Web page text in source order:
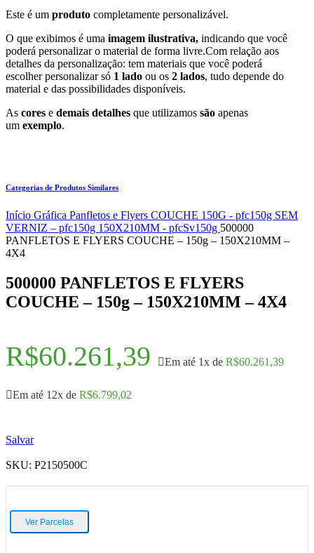
Este é um produto completamente personalizável.
O que exibimos é uma imagem ilustrativa, indicando que você
poderá personalizar o material de forma livre.Com relação aos
detalhes da personalização: tem materiais que você poderá
escolher personalizar só 1 lado ou os 2 lados, tudo depende do
material e das possibilidades disponíveis.
As cores e demais detalhes que utilizamos são apenas
um exemplo.
Categorias de Produtos Similares
Início Gráfica Panfletos e Flyers COUCHE 150G - pfc150g SEM
VERNIZ – pfc150g 150X210MM - pfcSv150g 500000
PANFLETOS E FLYERS COUCHE – 150g – 150X210MM –
4X4
500000 PANFLETOS E FLYERS
COUCHE – 150g – 150X210MM – 4X4
R$60.261,39 Em até 1x de R$60.261,39
Em até 12x de R$6.799,02
Salvar
SKU: P2150500C
Ver Parcelas